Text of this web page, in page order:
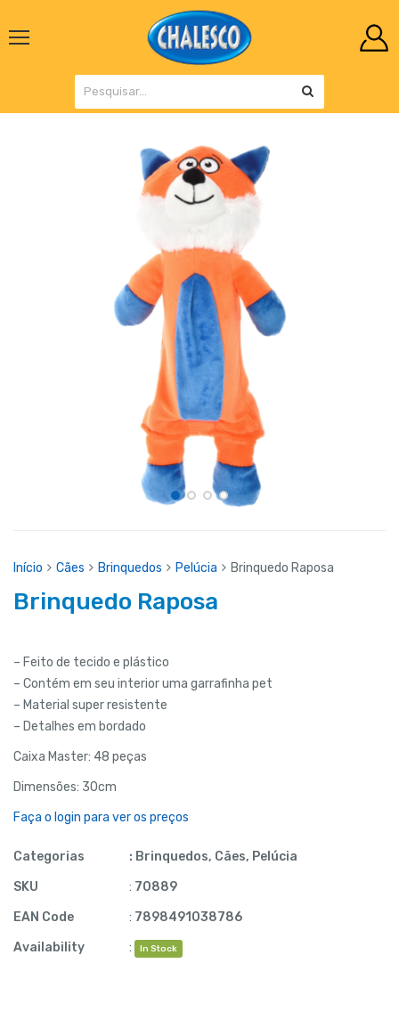
Início Cães Brinquedos Pelúcia Brinquedo Raposa
Brinquedo Raposa
– Feito de tecido e plástico
– Contém em seu interior uma garrafinha pet
– Material super resistente
– Detalhes em bordado
Caixa Master: 48 peças
Dimensões: 30cm
Faça o login para ver os preços
Categorias : Brinquedos, Cães, Pelúcia
SKU
: 70889
EAN Code
: 7898491038786
Availability
: In Stock